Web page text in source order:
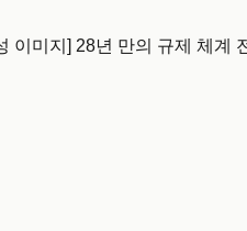
미지] 28년 만의 규제 체계